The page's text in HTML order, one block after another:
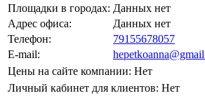
Площадки в городах: Данных нет
Адрес офиса:
Данных нет
Телефон:
79155678057
E-mail:
Цены на сайте компании: Нет
Личный кабинет для клиентов: Нет